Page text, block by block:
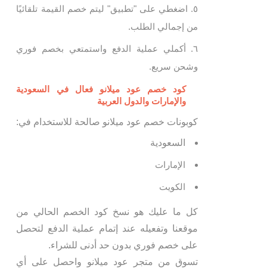
اضغطي على "تطبيق" ليتم خصم القيمة تلقائيًا
من إجمالي الطلب.
أكملي عملية الدفع واستمتعي بخصم فوري
وشحن سريع.
كود خصم عود ميلانو فعال في السعودية
والإمارات والدول العربية
كوبونات خصم عود ميلانو صالحة للاستخدام في:
السعودية
الإمارات
الكويت
كل ما عليك هو نسخ كود الخصم الحالي من
موقعنا وتفعيله عند إتمام عملية الدفع لتحصل
على خصم فوري بدون حد أدنى للشراء.
تسوق من متجر عود ميلانو واحصل على أي